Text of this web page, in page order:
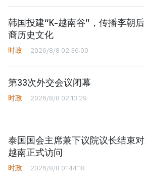
韩国投建“K-越南谷”，传播李朝后
裔历史文化
时政 2026/8/8 02:36:00
第33次外交会议闭幕
时政 2026/8/8 02:13:29
泰国国会主席兼下议院议长结束对
越南正式访问
时政 2026/8/8 01:44:18